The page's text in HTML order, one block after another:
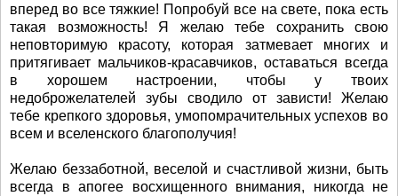
вперед во все тяжкие! Попробуй все на свете, пока есть
такая возможность! Я желаю тебе сохранить свою
неповторимую красоту, которая затмевает многих и
притягивает мальчиков-красавчиков, оставаться всегда
в хорошем настроении, чтобы у твоих
недоброжелателей зубы сводило от зависти! Желаю
тебе крепкого здоровья, умопомрачительных успехов во
всем и вселенского благополучия!
Желаю беззаботной, веселой и счастливой жизни, быть
всегда в апогее восхищенного внимания, никогда не